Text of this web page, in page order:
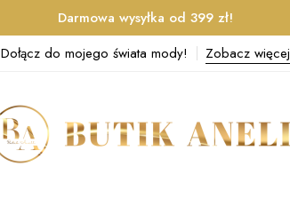
Darmowa wysyłka od 399 zł!
Dołącz do mojego świata mody! Zobacz więcej